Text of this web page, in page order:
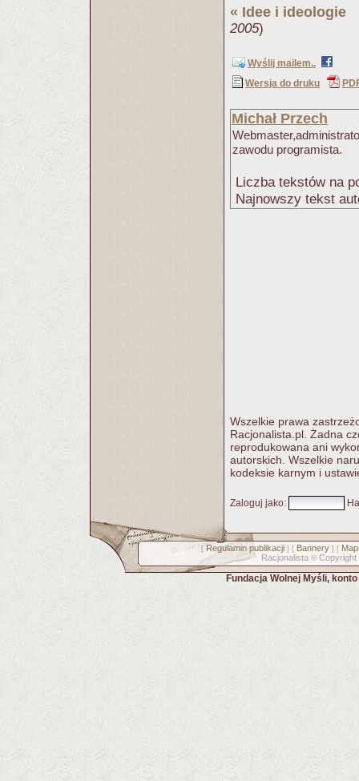
« Idee i ideologie
2005)
Wyślij mailem..
Wersja do druku
Michał Przech
zawodu programista.
Liczba tekstów na
Najnowszy tekst
Wszelkie prawa
Racjonalista.pl. Żadna
reprodukowana ani
autorskich. Wszelkie
kodeksie karnym i
Zaloguj jako:
[ Regulamin publikacji] [ Bannery] [
Racjonalista © Copyright
Fundacja Wolnej Myśli,